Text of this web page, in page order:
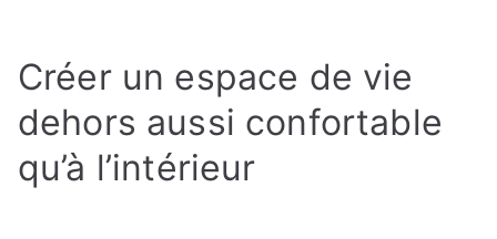
Créer un espace de vie
dehors aussi confortable
qu’à l’intérieur